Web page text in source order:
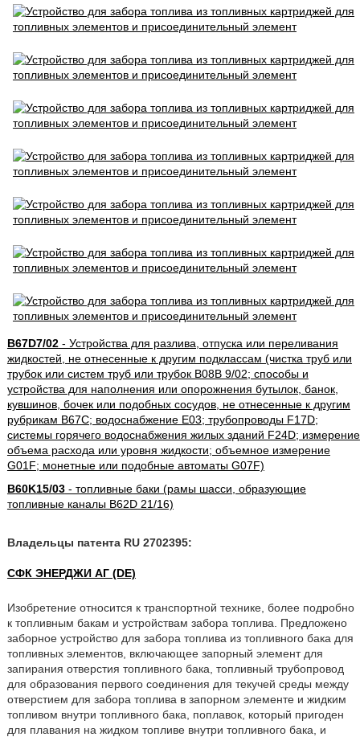
B67D7/02- Устройства для разлива, отпуска или переливания
жидкостей, не отнесенные к другим подклассам (чистка труб или
трубок или систем труб или трубок B08B 9/02; способы и
устройства для наполнения или опорожнения бутылок, банок,
кувшинов, бочек или подобных сосудов, не отнесенные к другим
рубрикам B67C; водоснабжение E03; трубопроводы F17D;
системы горячего водоснабжения жилых зданий F24D; измерение
объема расхода или уровня жидкости; объемное измерение
G01F; монетные или подобные автоматы G07F)
B60K15/03- топливные баки (рамы шасси, образующие
топливные каналы B62D 21/16)
Владельцы патента RU 2702395:
СФК ЭНЕРДЖИ АГ (DE)
Изобретение относится к транспортной технике, более подробно
к топливным бакам и устройствам забора топлива. Предложено
заборное устройство для забора топлива из топливного бака для
топливных элементов, включающее запорный элемент для
запирания отверстия топливного бака, топливный трубопровод
для образования первого соединения для текучей среды между
отверстием для забора топлива в запорном элементе и жидким
топливом внутри топливного бака, поплавок, который пригоден
для плавания на жидком топливе внутри топливного бака, и